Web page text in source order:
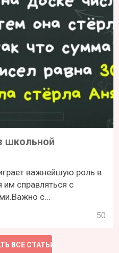
школьной
важнейшую роль в
им справляться с
с...
50
ВСЕ СТАТЬИ